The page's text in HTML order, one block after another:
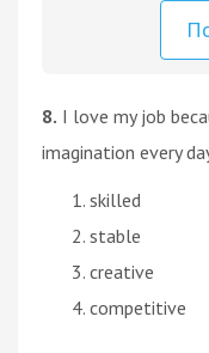
8. I love my job
imagination every
skilled
stable
creative
competitive